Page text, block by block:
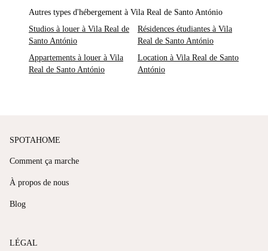
Autres types d'hébergement à Vila Real de Santo António
Studios à louer à Vila Real de
Santo António
Résidences étudiantes à Vila
Real de Santo António
Appartements à louer à Vila
Real de Santo António
Location à Vila Real de Santo
António
SPOTAHOME
Comment ça marche
À propos de nous
Blog
LÉGAL